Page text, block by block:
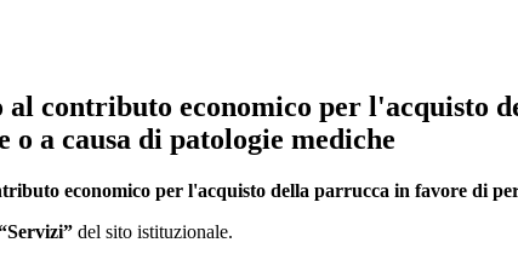
al contributo economico per l'acquisto
a causa di patologie mediche
economico per l'acquisto della parrucca in favore di
del sito istituzionale.